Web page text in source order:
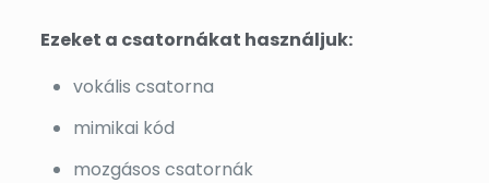
Ezeket a csatornákat használjuk:
vokális csatorna
mimikai kód
mozgásos csatornák